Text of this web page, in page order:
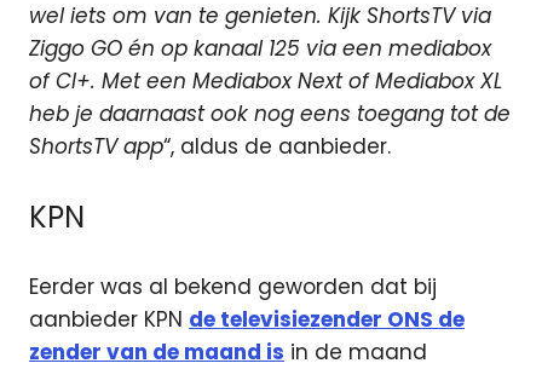
wel iets om van te genieten. Kijk ShortsTV via
Ziggo GO én op kanaal 125 via een mediabox
of CI+. Met een Mediabox Next of Mediabox XL
heb je daarnaast ook nog eens toegang tot de
ShortsTV app“, aldus de aanbieder.
KPN
Eerder was al bekend geworden dat bij
aanbieder KPN de televisiezender ONS de
zender van de maand is in de maand